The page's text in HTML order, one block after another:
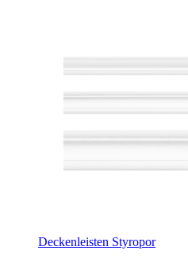
Deckenleisten Styropor